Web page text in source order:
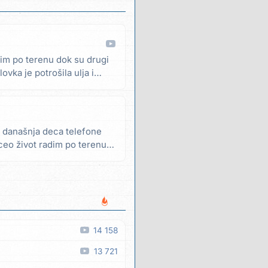
po terenu dok su drugi
je potrošila ulja i
deca telefone
život radim po terenu
14 158
13 721